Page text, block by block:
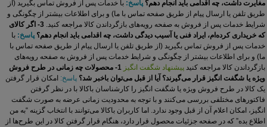
مغایرت داشت، چه اقدامی باید انجام دهم؟ پاسخ: با خدمات پس از فروش تماس بگیرید (از
طریق تلفن یا ارسال پیام از طریق صفحه تماس با ما) و برای اطلاعات بیشتر از چگونگی و
شرایط خدمات پس از فروش به صفحه رویه‌های بازگرداندن کالا مراجعه کنید.
3- اگر کالای
که خریداری کرده‌‏ام، ایراد فنی یا آسیب دیدگی داشت، چه اقدامی باید انجام دهم؟ پاسخ: با
خدمات پس از فروش تماس بگیرید (از طریق تلفن یا ارسال پیام از طریق صفحه تماس با
ما) و برای اطلاعات بیشتر از چگونگی و شرایط خدمات پس از فروش به صفحه رویه‌های
بازگرداندن کالا مراجعه کنید پیشنهاد شگفت انگیز
1- محصولات چه زمانی در طرح فروش
ویژه یا شگفت انگیز قرار می‏‌گیرند؟ آیا از قبل می‏‌توان باخبر شد؟ پاسخ: امکان قرار گرفتن
یک کالا در طرح فروش ویژه یا شگفت انگیز را کارشناسان باکالا با در نظر گرفتن
فاکتورهای مختلفی بررسی می‏‌کنند و با توجه به محدودیت زمانی عرضه به صورت شگفت
انگیز، امکان اعلام آن از قبل وجود ندارد. اما کاربران باکالا می‌‏توانند با انتخاب گزینه “به من
اطلاع بده” که در صفحه جزئیات محصول قرار دارد، هنگام قرار گرفتن کالا در این طرح‌‏ها از